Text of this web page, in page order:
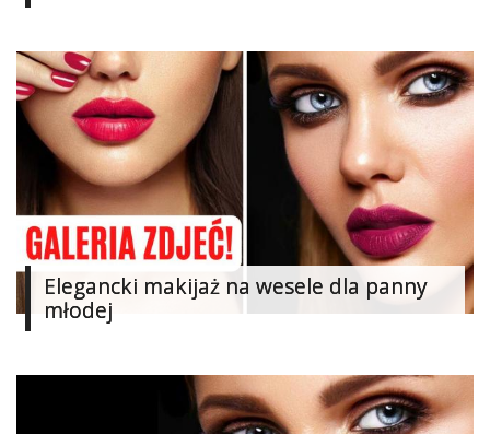
Elegancki makijaż na wesele dla panny
młodej